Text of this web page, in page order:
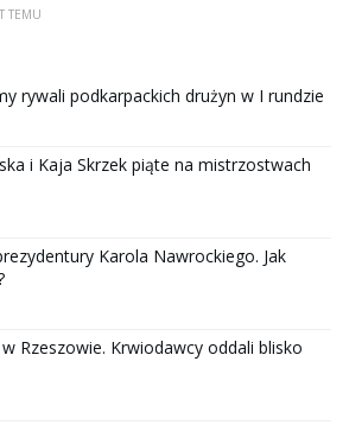
TEMU
rywali podkarpackich drużyn w I rundzie
i Kaja Skrzek piąte na mistrzostwach
Karola Nawrockiego. Jak
w Rzeszowie. Krwiodawcy oddali blisko